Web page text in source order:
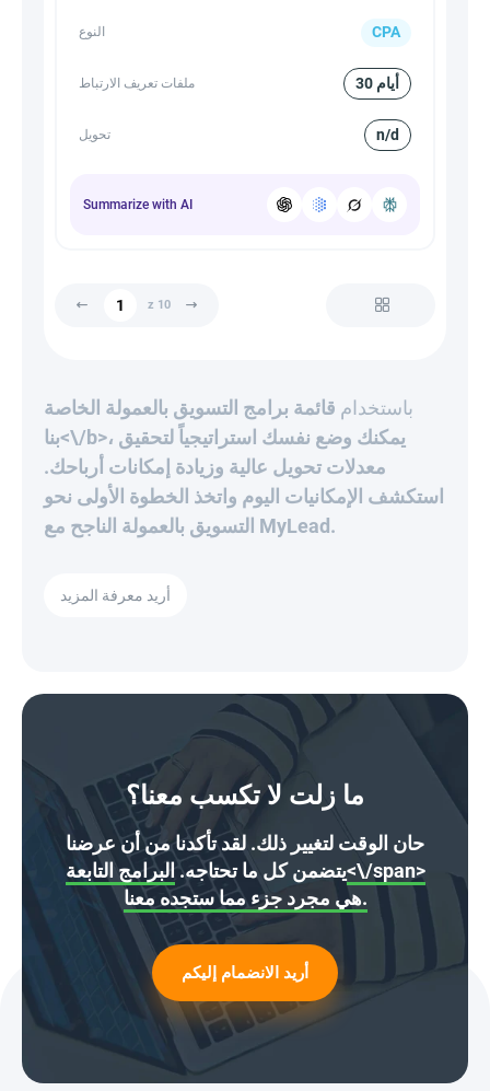
النوع CPA
ملفات تعريف الارتباط 30 أيام
تحويل n/d
Summarize with AI
z 10
باستخدام قائمة برامج التسويق بالعمولة الخاصة
بنا<\/b>، يمكنك وضع نفسك استراتيجياً لتحقيق
معدلات تحويل عالية وزيادة إمكانات أرباحك.
استكشف الإمكانيات اليوم واتخذ الخطوة الأولى نحو
التسويق بالعمولة الناجح مع MyLead.
أريد معرفة المزيد
ما زلت لا تكسب معنا؟
حان الوقت لتغيير ذلك. لقد تأكدنا من أن عرضنا
يتضمن كل ما تحتاجه.البرامج التابعة<\/span>
هي مجرد جزء مما ستجده معنا.
أريد الانضمام إليكم